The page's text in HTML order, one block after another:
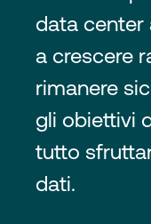
data center
a crescere
rimanere
gli obiettivi
tutto
dati.